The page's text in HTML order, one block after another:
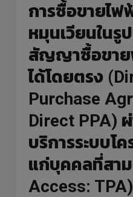
การซื้อขายไฟ
หมุนเวียนในรู
สัญญาซื้อขาย
ได้โดยตรง
Purchase
Direct PPA)
บริการระบบโ
แก่บุคคลที่สา
Access: